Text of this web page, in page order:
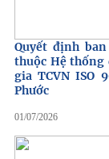
Quyết định
thuộc Hệ thống
gia TCVN ISO
Phước
01/07/2026